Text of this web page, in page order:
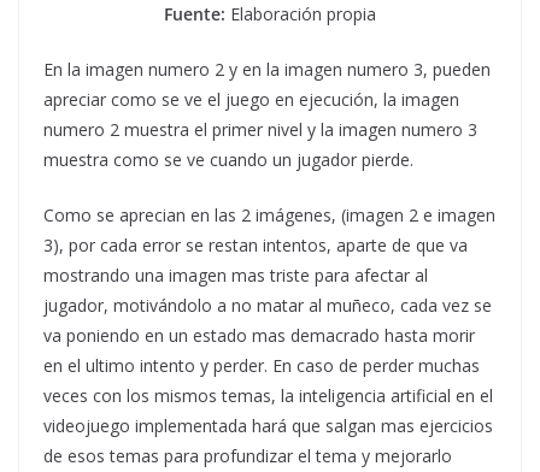
Fuente: Elaboración propia
En la imagen numero 2 y en la imagen numero 3, pueden
apreciar como se ve el juego en ejecución, la imagen
numero 2 muestra el primer nivel y la imagen numero 3
muestra como se ve cuando un jugador pierde.
Como se aprecian en las 2 imágenes, (imagen 2 e imagen
3), por cada error se restan intentos, aparte de que va
mostrando una imagen mas triste para afectar al
jugador, motivándolo a no matar al muñeco, cada vez se
va poniendo en un estado mas demacrado hasta morir
en el ultimo intento y perder. En caso de perder muchas
veces con los mismos temas, la inteligencia artificial en el
videojuego implementada hará que salgan mas ejercicios
de esos temas para profundizar el tema y mejorarlo